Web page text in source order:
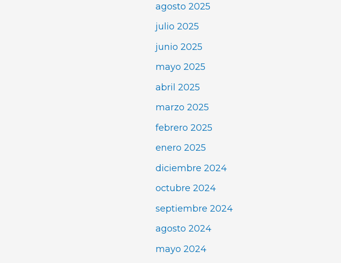
agosto 2025
julio 2025
junio 2025
mayo 2025
abril 2025
marzo 2025
febrero 2025
enero 2025
diciembre 2024
octubre 2024
septiembre 2024
agosto 2024
mayo 2024